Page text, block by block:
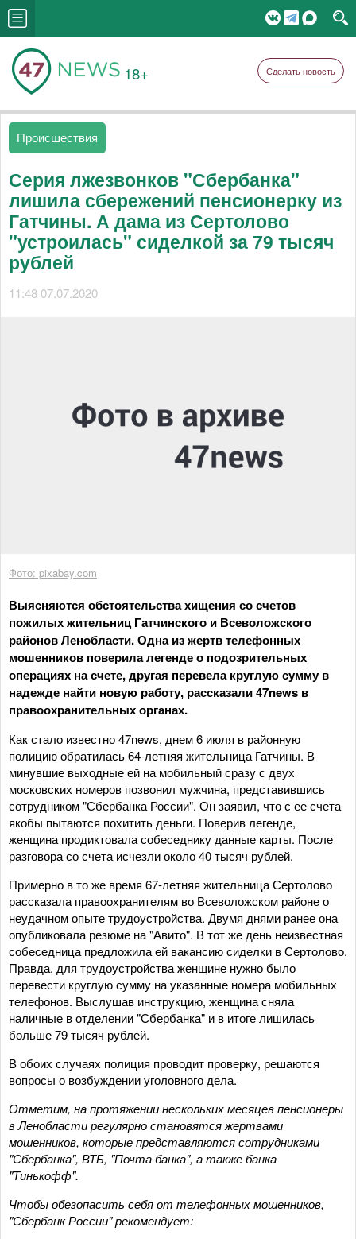
18+ Сделать новость
Происшествия
Серия лжезвонков "Сбербанка"
лишила сбережений пенсионерку из
Гатчины. А дама из Сертолово
"устроилась" сиделкой за 79 тысяч
рублей
11:48 07.07.2020
Фото: pixabay.com
Выясняются обстоятельства хищения со счетов
пожилых жительниц Гатчинского и Всеволожского
районов Ленобласти. Одна из жертв телефонных
мошенников поверила легенде о подозрительных
операциях на счете, другая перевела круглую сумму в
надежде найти новую работу, рассказали 47news в
правоохранительных органах.
Как стало известно 47news, днем 6 июля в районную
полицию обратилась 64-летняя жительница Гатчины. В
минувшие выходные ей на мобильный сразу с двух
московских номеров позвонил мужчина, представившись
сотрудником "Сбербанка России". Он заявил, что с ее счета
якобы пытаются похитить деньги. Поверив легенде,
женщина продиктовала собеседнику данные карты. После
разговора со счета исчезли около 40 тысяч рублей.
Примерно в то же время 67-летняя жительница Сертолово
рассказала правоохранителям во Всеволожском районе о
неудачном опыте трудоустройства. Двумя днями ранее она
опубликовала резюме на "Авито". В тот же день неизвестная
собеседница предложила ей вакансию сиделки в Сертолово.
Правда, для трудоустройства женщине нужно было
перевести круглую сумму на указанные номера мобильных
телефонов. Выслушав инструкцию, женщина сняла
наличные в отделении "Сбербанка" и в итоге лишилась
больше 79 тысяч рублей.
В обоих случаях полиция проводит проверку, решаются
вопросы о возбуждении уголовного дела.
Отметим, на протяжении нескольких месяцев пенсионеры
в Ленобласти регулярно становятся жертвами
мошенников, которые представляются сотрудниками
"Сбербанка", ВТБ, "Почта банка", а также банка
"Тинькофф".
Чтобы обезопасить себя от телефонных мошенников,
"Сбербанк России" рекомендует: